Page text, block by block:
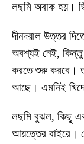
লছমি অবাক হয়।
দীনদয়াল উত্তর
অবশ্যই নেই, কিন্তু
করতে শুরু করবে।
আছে। এমনিই
লছমি বুঝল, কিছু
আয়ত্তের বাইরে।